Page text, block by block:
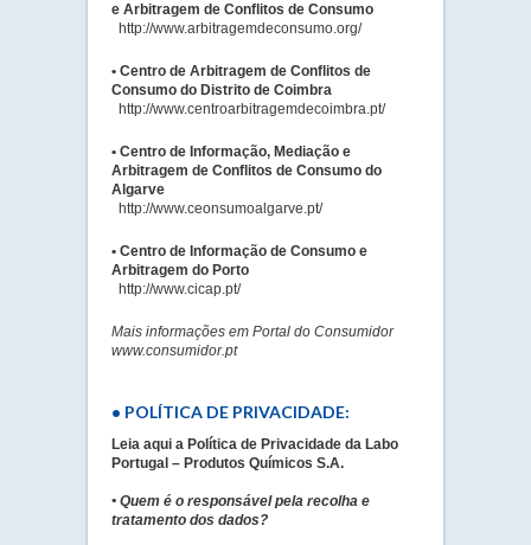
e Arbitragem de Conflitos de Consumo
http://www.arbitragemdeconsumo.org/
• Centro de Arbitragem de Conflitos de
Consumo do Distrito de Coimbra
http://www.centroarbitragemdecoimbra.pt/
• Centro de Informação, Mediação e
Arbitragem de Conflitos de Consumo do
Algarve
http://www.ceonsumoalgarve.pt/
• Centro de Informação de Consumo e
Arbitragem do Porto
http://www.cicap.pt/
Mais informações em Portal do Consumidor
www.consumidor.pt
• POLÍTICA DE PRIVACIDADE:
Leia aqui a Política de Privacidade da Labo
Portugal – Produtos Químicos S.A.
• Quem é o responsável pela recolha e
tratamento dos dados?